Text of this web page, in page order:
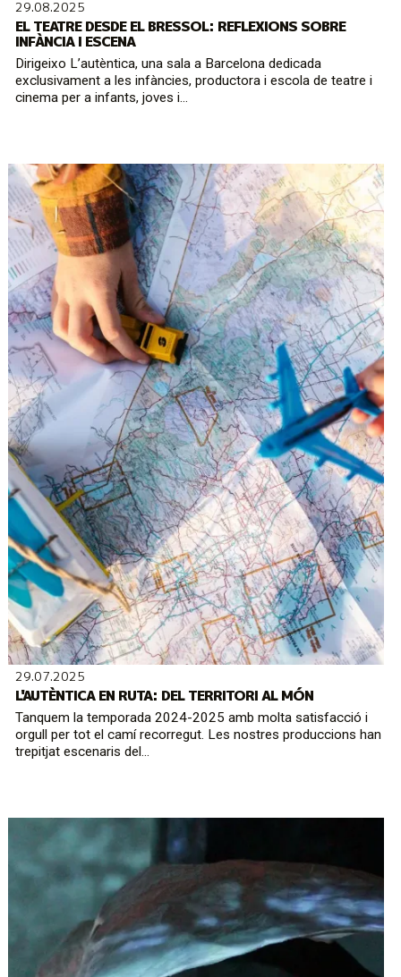
29.08.2025
EL TEATRE DESDE EL BRESSOL: REFLEXIONS SOBRE
INFÀNCIA I ESCENA
Dirigeixo L’autèntica, una sala a Barcelona dedicada
exclusivament a les infàncies, productora i escola de teatre i
cinema per a infants, joves i...
29.07.2025
L'AUTÈNTICA EN RUTA: DEL TERRITORI AL MÓN
Tanquem la temporada 2024-2025 amb molta satisfacció i
orgull per tot el camí recorregut. Les nostres produccions han
trepitjat escenaris del...